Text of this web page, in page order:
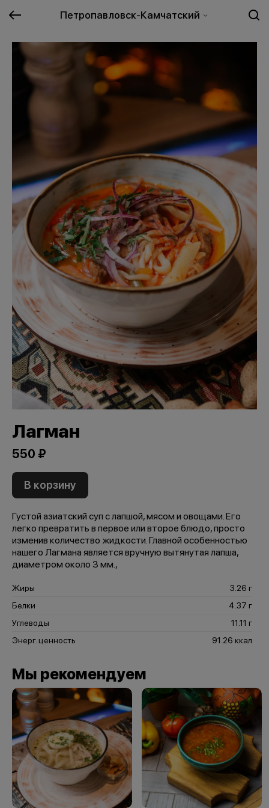
Петропавловск-Камчатский
Лагман
550 ₽
В корзину
Густой азиатский суп с лапшой, мясом и овощами. Его
легко превратить в первое или второе блюдо, просто
изменив количество жидкости. Главной особенностью
нашего Лагмана является вручную вытянутая лапша,
диаметром около 3 мм.,
Жиры
3.26 г
Белки
4.37 г
Углеводы
11.11 г
Энерг. ценность
91.26 ккал
Мы рекомендуем